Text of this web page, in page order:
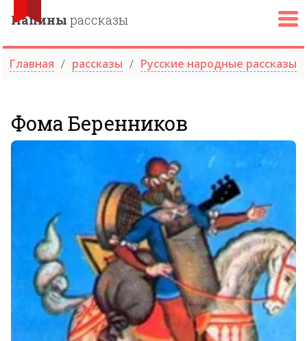
Папины рассказы
Главная рассказы Русские народные рассказы
Фома Беренников